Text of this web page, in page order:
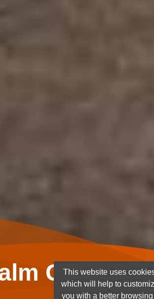
Ghana
This website uses
which will help to
you with a better